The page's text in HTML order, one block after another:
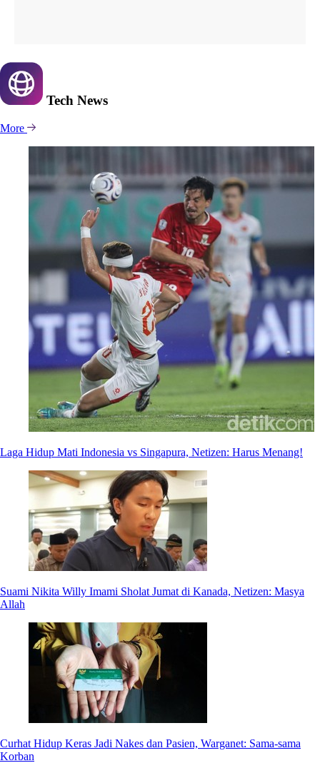
Tech News
More
Laga Hidup Mati Indonesia vs Singapura, Netizen: Harus Menang!
Suami Nikita Willy Imami Sholat Jumat di Kanada, Netizen: Masya
Allah
Curhat Hidup Keras Jadi Nakes dan Pasien, Warganet: Sama-sama
Korban